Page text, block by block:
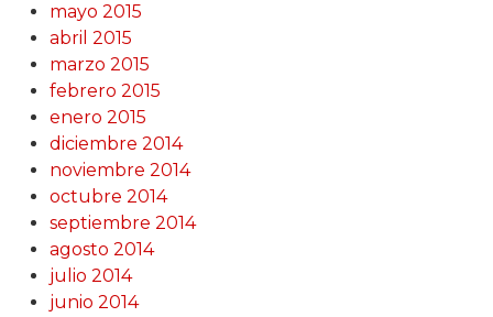
mayo 2015
abril 2015
marzo 2015
febrero 2015
enero 2015
diciembre 2014
noviembre 2014
octubre 2014
septiembre 2014
agosto 2014
julio 2014
junio 2014